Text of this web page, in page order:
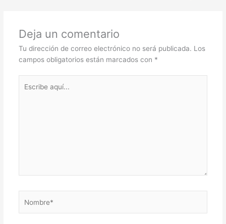
Deja un comentario
Tu dirección de correo electrónico no será publicada. Los
campos obligatorios están marcados con *
aquí...